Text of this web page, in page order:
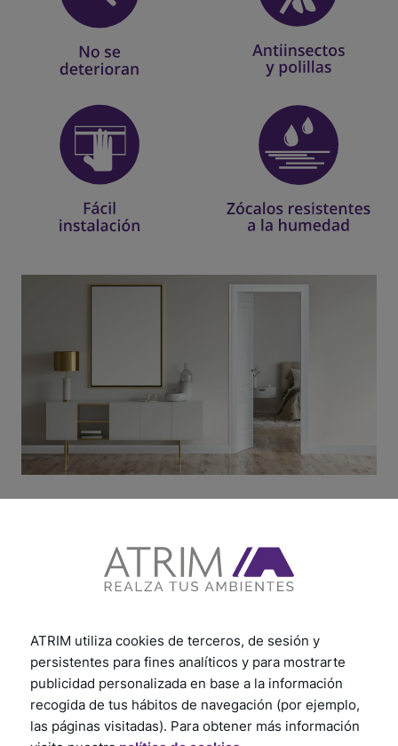
Descubre cómo instalar nuestros productos paso a
todo lo necesario para una instalación sin
complicaciones. Sigue los consejos prácticos y
recomendaciones útiles, te aseguramos un proceso
rápido y eficiente.
¡Haz clic aquí y comienza ahora!
ATRIM utiliza cookies de terceros, de sesión y
persistentes para fines analíticos y para mostrarte
publicidad personalizada en base a la información
recogida de tus hábitos de navegación (por ejemplo,
las páginas visitadas). Para obtener más información